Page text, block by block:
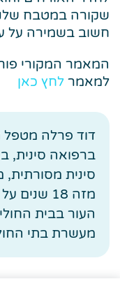
שקורה במטבח
חשוב בשמירה על
למאמר לחץ כאן
סינית מסורתית,
מזה 18
העור בבית
מעשרת בתי